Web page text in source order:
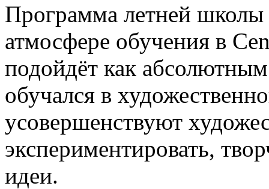
Программа летней
атмосфере обучения в
подойдёт как
обучался в
усовершенствуют
экспериментировать,
идеи.